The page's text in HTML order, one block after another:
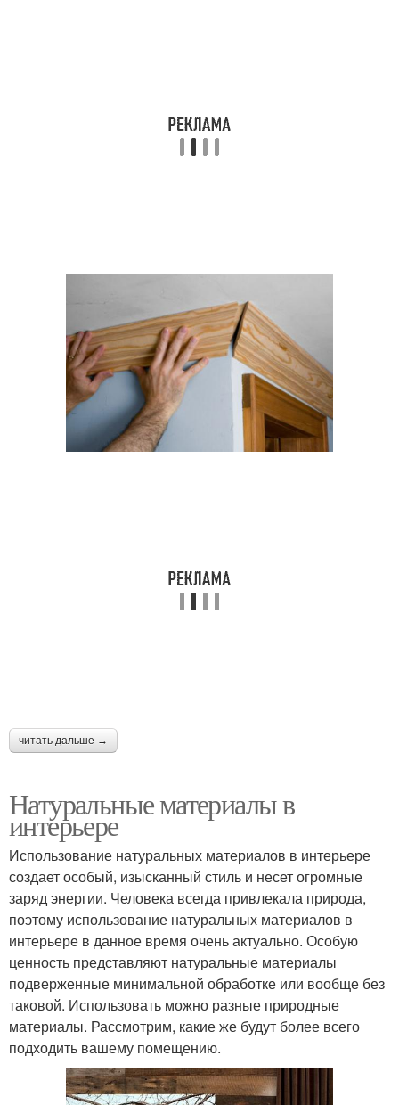
читать дальше →
Натуральные материалы в
интерьере
Использование натуральных материалов в интерьере
создает особый, изысканный стиль и несет огромные
заряд энергии. Человека всегда привлекала природа,
поэтому использование натуральных материалов в
интерьере в данное время очень актуально. Особую
ценность представляют натуральные материалы
подверженные минимальной обработке или вообще без
таковой. Использовать можно разные природные
материалы. Рассмотрим, какие же будут более всего
подходить вашему помещению.